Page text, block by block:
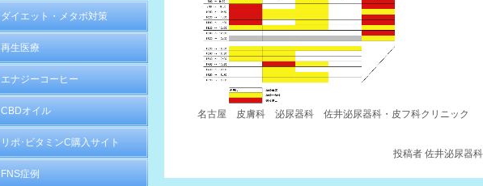
名古屋 皮膚科 泌尿器科 佐井泌尿器科・皮フ科クリニック
投稿者 佐井泌尿器
ダイエット・メタボ対策
再生医療
エナジーコーヒー
CBDオイル
リポ･ビタミンC購入サイト
FNS症例